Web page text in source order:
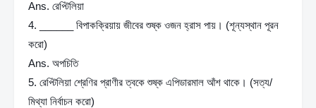
Ans. রেপ্টিলিয়া
4. ______ বিপাকক্রিয়ায় জীবের শুষ্ক ওজন হ্রাস পায়। (শূন্যস্থান পূরন
করো)
Ans. অপচিতি
5. রেপ্টিলিয়া শ্রেণির প্রাণীর ত্বকে শুষ্ক এপিডারমাল আঁশ থাকে। (সত্য/
মিথ্যা নির্বাচন করো)